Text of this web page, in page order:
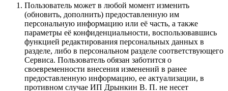
Пользователь может в любой момент изменить
(обновить, дополнить) предоставленную им
персональную информацию или её часть, а также
параметры её конфиденциальности, воспользовавшись
функцией редактирования персональных данных в
разделе, либо в персональном разделе соответствующего
Сервиса. Пользователь обязан заботится о
своевременности внесения изменений в ранее
предоставленную информацию, ее актуализации, в
противном случае ИП Дрынкин В. П. не несет